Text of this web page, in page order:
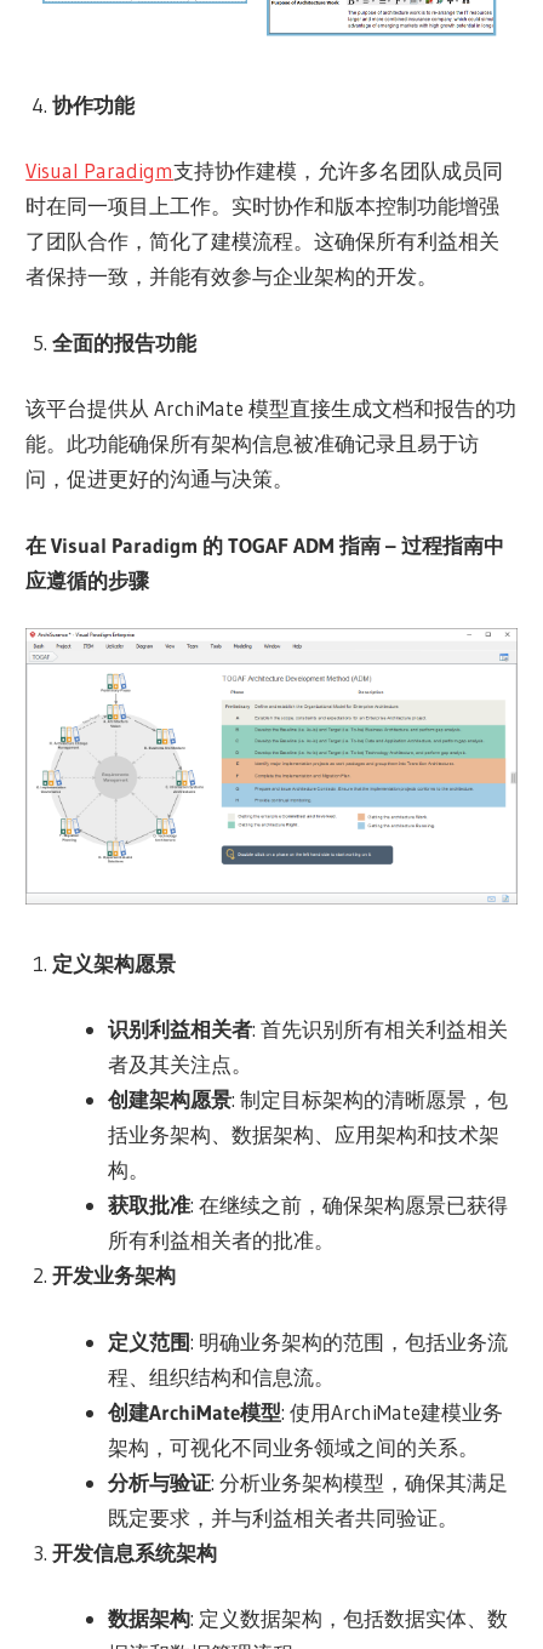
协作功能
Visual Paradigm支持协作建模，允许多名团队成员同
时在同一项目上工作。实时协作和版本控制功能增强
了团队合作，简化了建模流程。这确保所有利益相关
者保持一致，并能有效参与企业架构的开发。
全面的报告功能
该平台提供从 ArchiMate 模型直接生成文档和报告的功
能。此功能确保所有架构信息被准确记录且易于访
问，促进更好的沟通与决策。
在 Visual Paradigm 的 TOGAF ADM 指南 – 过程指南中
应遵循的步骤
定义架构愿景
识别利益相关者: 首先识别所有相关利益相关
者及其关注点。
创建架构愿景: 制定目标架构的清晰愿景，包
括业务架构、数据架构、应用架构和技术架
构。
获取批准: 在继续之前，确保架构愿景已获得
所有利益相关者的批准。
开发业务架构
定义范围: 明确业务架构的范围，包括业务流
程、组织结构和信息流。
创建ArchiMate模型: 使用ArchiMate建模业务
架构，可视化不同业务领域之间的关系。
分析与验证: 分析业务架构模型，确保其满足
既定要求，并与利益相关者共同验证。
开发信息系统架构
数据架构: 定义数据架构，包括数据实体、数